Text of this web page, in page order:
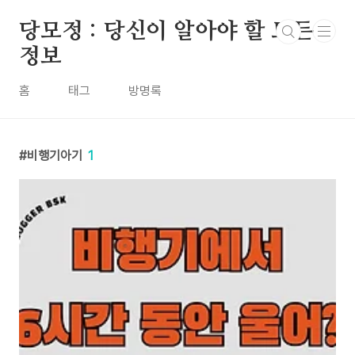
당모정 : 당신이 알아야 할 모든
정보
홈 태그 방명록
비행기아기 1